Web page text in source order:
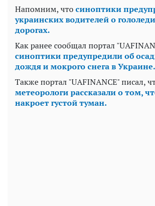
Напомним, чтосиноптики
украинских водителей о
дорогах.
Как ранее сообщал портал
синоптики предупредили об
дождя и мокрого снега в Украине.
Также портал "UAFINANCE" писал,
метеорологи рассказали о том,
накроет густой туман.